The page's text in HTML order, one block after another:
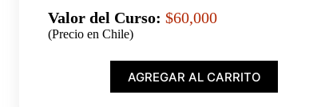
Valor del Curso: $60,000
(Precio en Chile)
AGREGAR AL CARRITO